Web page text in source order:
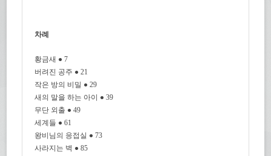
차례
황금새 ● 7
버려진 공주 ● 21
작은 방의 비밀 ● 29
새의 말을 하는 아이 ● 39
무단 외출 ● 49
세계들 ● 61
왕비님의 응접실 ● 73
사라지는 벽 ● 85